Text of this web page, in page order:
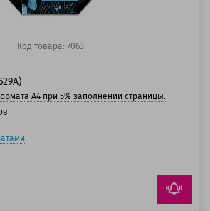
Код товара: 7063
А4 при 5% заполнении страницы.